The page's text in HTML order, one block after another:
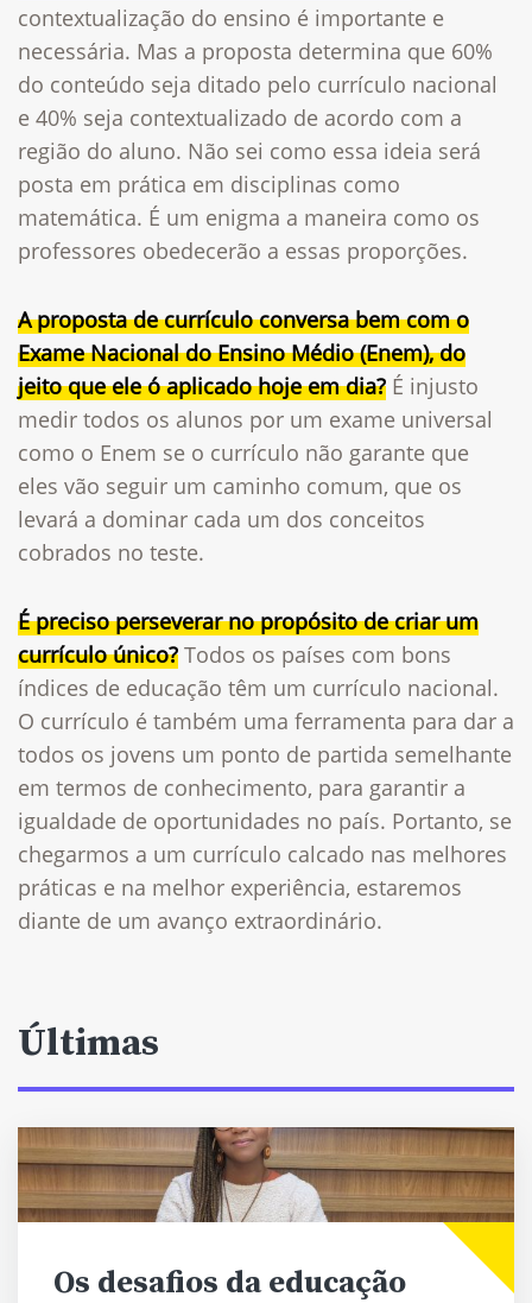
contextualização do ensino é importante e
necessária. Mas a proposta determina que 60%
do conteúdo seja ditado pelo currículo nacional
e 40% seja contextualizado de acordo com a
região do aluno. Não sei como essa ideia será
posta em prática em disciplinas como
matemática. É um enigma a maneira como os
professores obedecerão a essas proporções.
A proposta de currículo conversa bem com o
Exame Nacional do Ensino Médio (Enem), do
jeito que ele ó aplicado hoje em dia? É injusto
medir todos os alunos por um exame universal
como o Enem se o currículo não garante que
eles vão seguir um caminho comum, que os
levará a dominar cada um dos conceitos
cobrados no teste.
É preciso perseverar no propósito de criar um
currículo único? Todos os países com bons
índices de educação têm um currículo nacional.
O currículo é também uma ferramenta para dar a
todos os jovens um ponto de partida semelhante
em termos de conhecimento, para garantir a
igualdade de oportunidades no país. Portanto, se
chegarmos a um currículo calcado nas melhores
práticas e na melhor experiência, estaremos
diante de um avanço extraordinário.
Últimas
Os desafios da educação